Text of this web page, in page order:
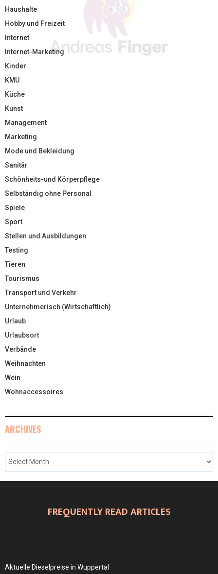
Haushalte
Hobby und Freizeit
Internet
Internet-Marketing
Kinder
KMU
Küche
Kunst
Management
Marketing
Mode und Bekleidung
Sanitär
Schönheits-und Körperpflege
Selbständig ohne Personal
Spiele
Sport
Stellen und Ausbildungen
Testing
Tieren
Tourismus
Transport und Verkehr
Unternehmerisch (Wirtschaftlich)
Urlaub
Urlaubsort
Verbände
Weihnachten
Wein
Wohnaccessoires
ARCHIVES
FREQUENTLY READ ARTICLES
Aktuelle Dieselpreise in Wuppertal